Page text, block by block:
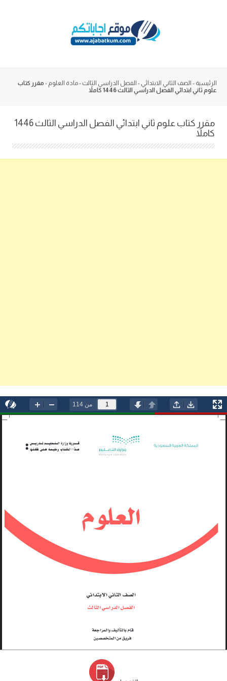
الرئيسية - الصف الثاني الابتدائي - الفصل الدراسي الثالث -مادة العلوم - مقرر كتاب
علوم ثاني ابتدائي الفصل الدراسي الثالث 1446 كاملاً
مقرر كتاب علوم ثاني ابتدائي الفصل الدراسي الثالث 1446
كاملاً